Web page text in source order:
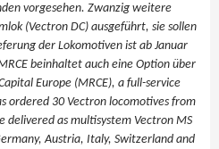
vorgesehen. Zwanzig weitere
(Vectron DC) ausgeführt, sie sollen
der Lokomotiven ist ab Januar
beinhaltet auch eine Option über
Europe (MRCE), a full-service
ordered 30 Vectron locomotives from
delivered as multisystem Vectron MS
Austria, Italy, Switzerland and